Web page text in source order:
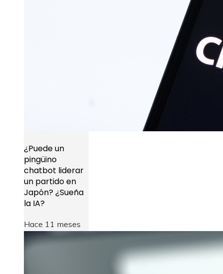
¿Puede un
pingüino
chatbot liderar
un partido en
Japón? ¿Sueña
la IA?
Hace 11 meses